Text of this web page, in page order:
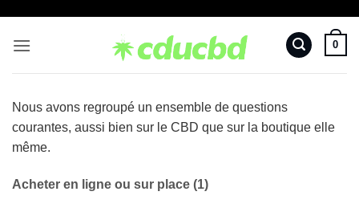
contenu
0
Nous avons regroupé un ensemble de questions
courantes, aussi bien sur le CBD que sur la boutique elle
même.
Acheter en ligne ou sur place (1)